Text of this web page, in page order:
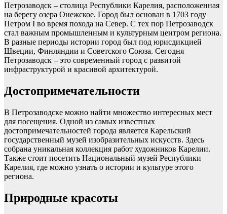
Петрозаводск – столица Республики Карелия, расположенная
на берегу озера Онежское. Город был основан в 1703 году
Петром I во время похода на Север. С тех пор Петрозаводск
стал важным промышленным и культурным центром региона.
В разные периоды истории город был под юрисдикцией
Швеции, Финляндии и Советского Союза. Сегодня
Петрозаводск – это современный город с развитой
инфраструктурой и красивой архитектурой.
Достопримечательности
В Петрозаводске можно найти множество интересных мест
для посещения. Одной из самых известных
достопримечательностей города является Карельский
государственный музей изобразительных искусств. Здесь
собрана уникальная коллекция работ художников Карелии.
Также стоит посетить Национальный музей Республики
Карелия, где можно узнать о истории и культуре этого
региона.
Природные красоты